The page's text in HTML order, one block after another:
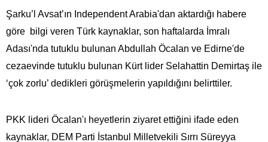
Şarku’l Avsat’ın Independent Arabia'dan aktardığı habere
göre bilgi veren Türk kaynaklar, son haftalarda İmralı
Adası'nda tutuklu bulunan Abdullah Öcalan ve Edirne'de
cezaevinde tutuklu bulunan Kürt lider Selahattin Demirtaş ile
‘çok zorlu’ dedikleri görüşmelerin yapıldığını belirttiler.
PKK lideri Öcalan'ı heyetlerin ziyaret ettiğini ifade eden
kaynaklar, DEM Parti İstanbul Milletvekili Sırrı Süreyya